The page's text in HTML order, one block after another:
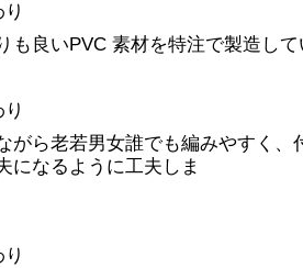
も良いPVC 素材を特注で製造して
がら老若男女誰でも編みやすく、
になるように工夫しま